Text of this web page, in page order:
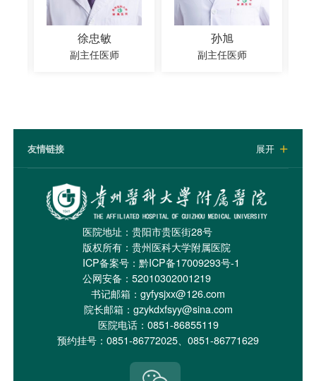
徐忠敏
副主任医师
孙旭
副主任医师
友情链接 展开 
医院地址：贵阳市贵医街28号
版权所有：贵州医科大学附属医院
ICP备案号： 黔ICP备17009293号-1
公网安备：52010302001219
书记邮箱：gyfysjxx@126.com
院长邮箱：gzykdxfsyy@sina.com
医院电话：0851-86855119
预约挂号：0851-86772025、0851-86771629